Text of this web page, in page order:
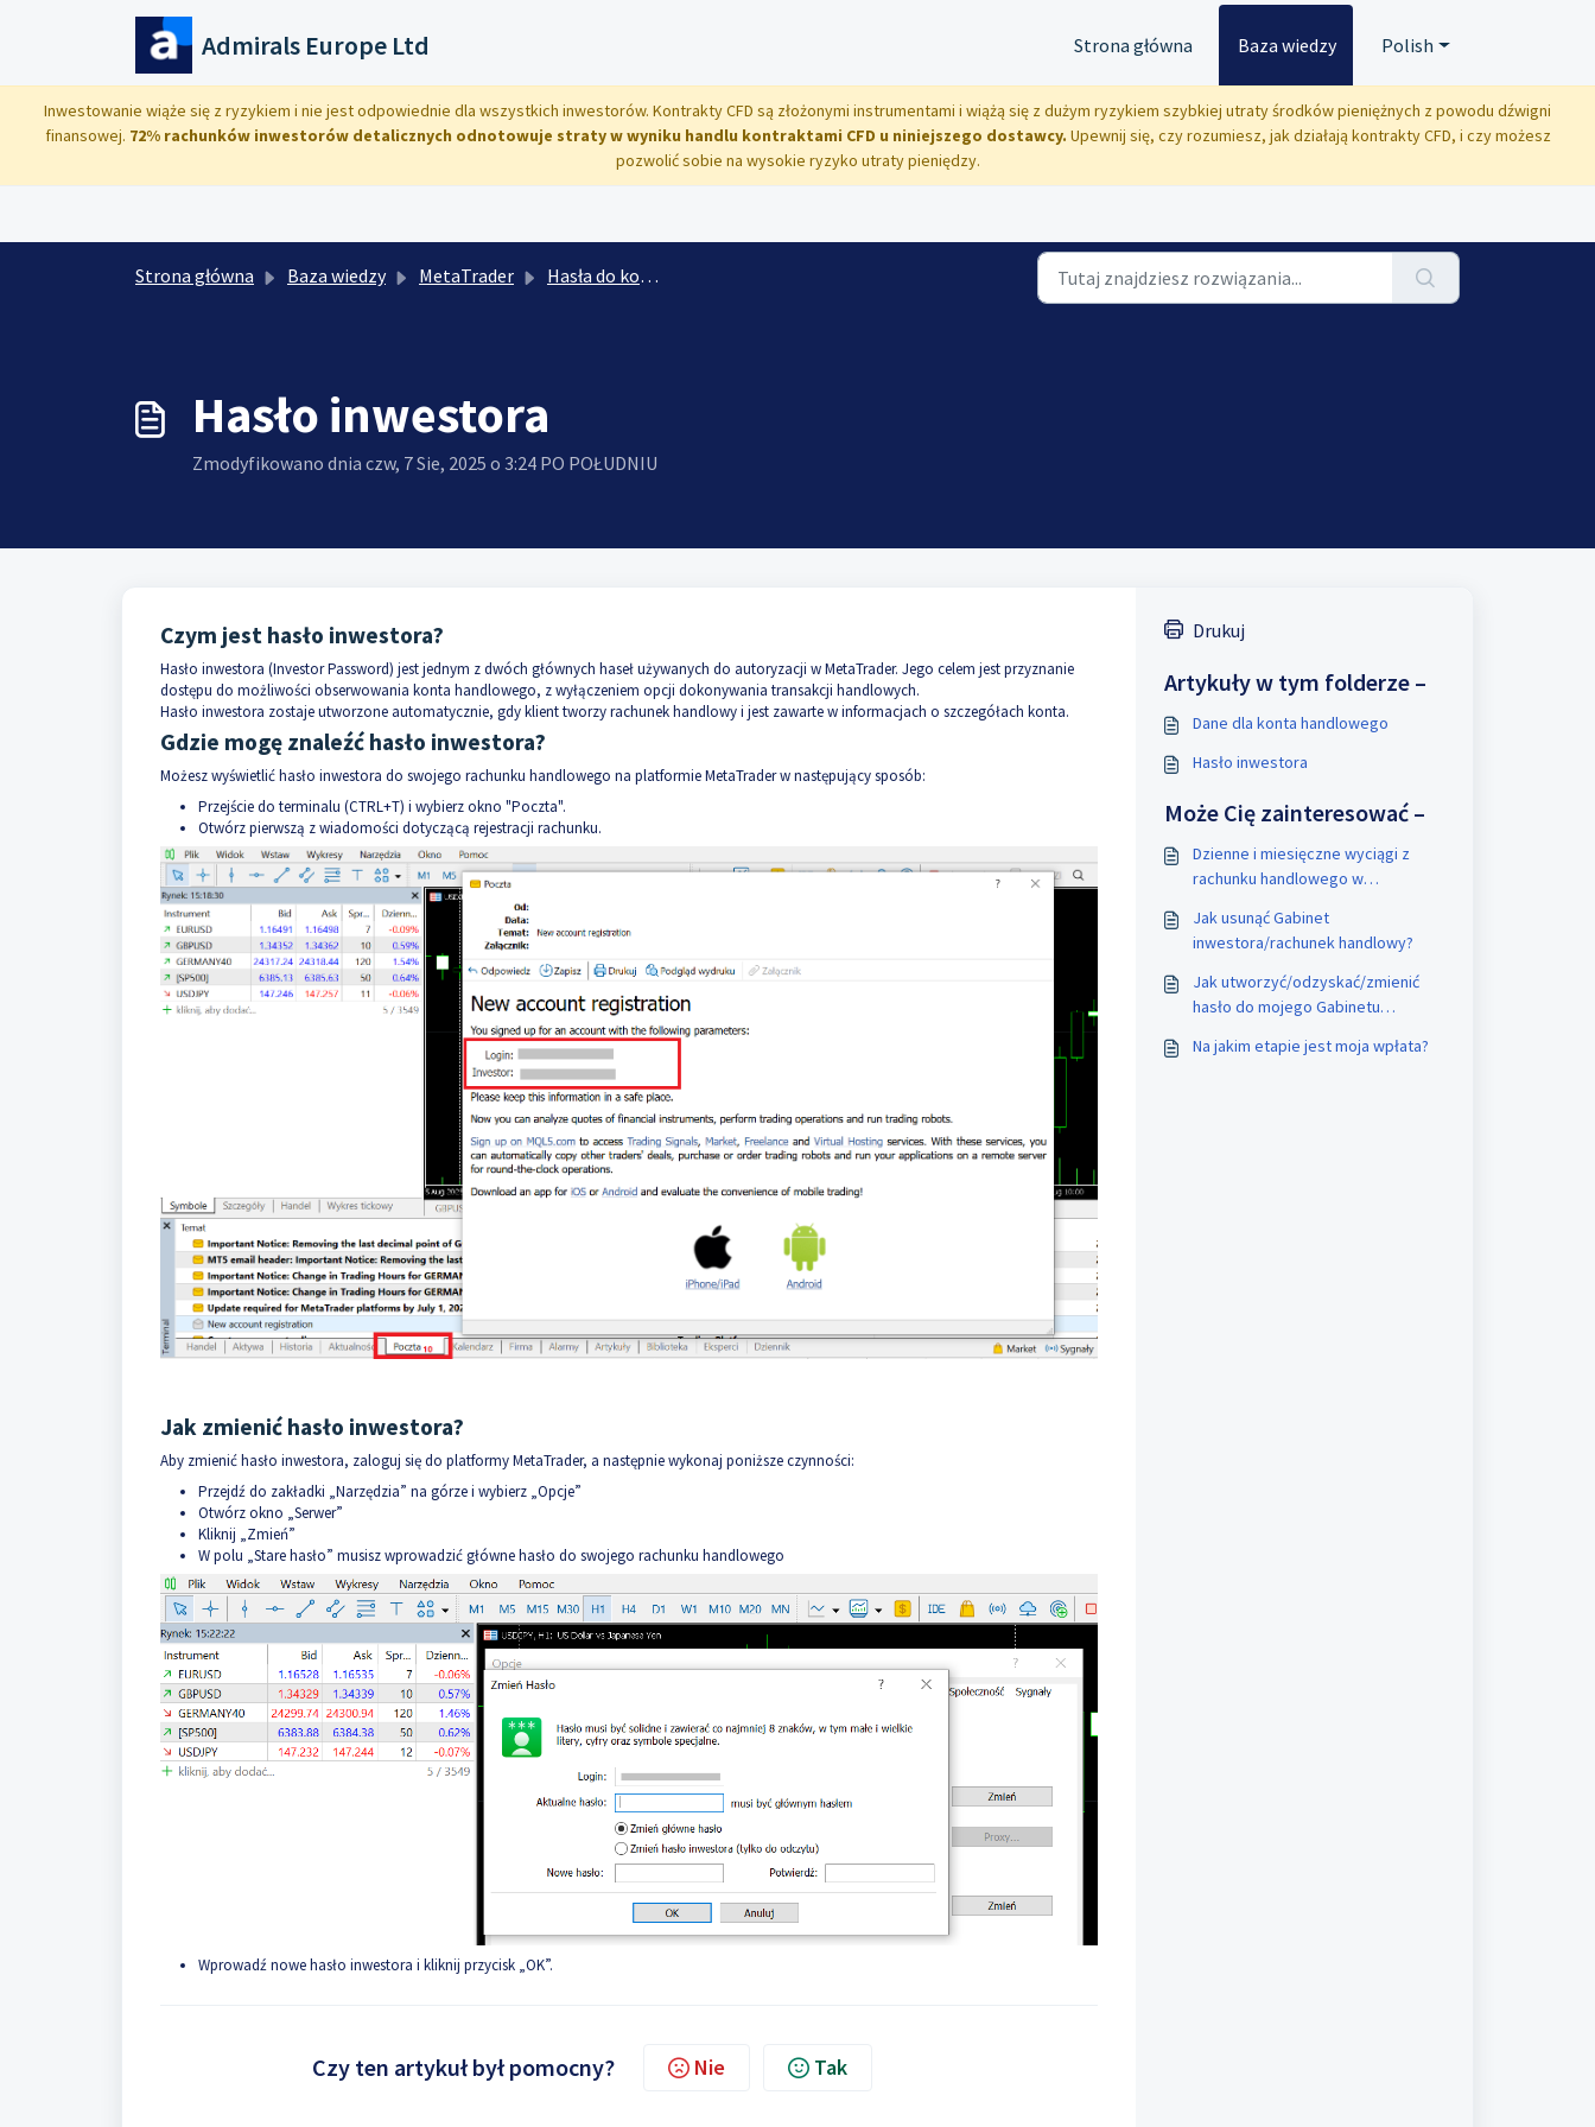
Przejdź do głównej treści
Admirals Europe Ltd Strona główna Baza wiedzy Polish
Inwestowanie wiąże się z ryzykiem i nie jest odpowiednie dla wszystkich inwestorów. Kontrakty CFD są złożonymi instrumentami i wiążą się z dużym ryzykiem szybkiej utraty środków pieniężnych z powodu dźwigni
finansowej. 72% rachunków inwestorów detalicznych odnotowuje straty w wyniku handlu kontraktami CFD u niniejszego dostawcy. Upewnij się, czy rozumiesz, jak działają kontrakty CFD, i czy możesz
pozwolić sobie na wysokie ryzyko utraty pieniędzy.
Strona główna Baza wiedzy MetaTrader Hasła do kont DEMO/REAL
Hasło inwestora
Zmodyfikowano dnia czw, 7 Sie, 2025 o 3:24 PO POŁUDNIU
Czym jest hasło inwestora?
Hasło inwestora (Investor Password) jest jednym z dwóch głównych haseł używanych do autoryzacji w MetaTrader. Jego celem jest przyznanie
dostępu do możliwości obserwowania konta handlowego, z wyłączeniem opcji dokonywania transakcji handlowych.
Hasło inwestora zostaje utworzone automatycznie, gdy klient tworzy rachunek handlowy i jest zawarte w informacjach o szczegółach konta.
Gdzie mogę znaleźć hasło inwestora?
Możesz wyświetlić hasło inwestora do swojego rachunku handlowego na platformie MetaTrader w następujący sposób:
Przejście do terminalu (CTRL+T) i wybierz okno "Poczta".
Otwórz pierwszą z wiadomości dotyczącą rejestracji rachunku.
Jak zmienić hasło inwestora?
Aby zmienić hasło inwestora, zaloguj się do platformy MetaTrader, a następnie wykonaj poniższe czynności:
Przejdź do zakładki „Narzędzia” na górze i wybierz „Opcje”
Otwórz okno „Serwer”
Kliknij „Zmień”
W polu „Stare hasło” musisz wprowadzić główne hasło do swojego rachunku handlowego
Wprowadź nowe hasło inwestora i kliknij przycisk „OK”.
Czy ten artykuł był pomocny? Nie Tak
Drukuj
Artykuły w tym folderze –
Dane dla konta handlowego
Hasło inwestora
Może Cię zainteresować –
Dzienne i miesięczne wyciągi z
rachunku handlowego w
Jak usunąć Gabinet
inwestora/rachunek handlowy?
Jak utworzyć/odzyskać/zmienić
hasło do mojego Gabinetu
Na jakim etapie jest moja wpłata?